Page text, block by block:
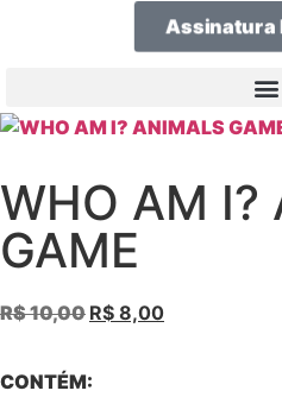
Assinatura
WHO AM I?
GAME
R$10,00 R$ 8,00
CONTÉM: